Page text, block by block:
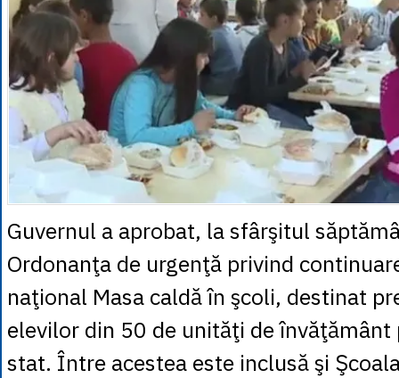
Guvernul a aprobat, la sfârşitul
Ordonanţa de urgenţă privind
naţional Masa caldă în şcoli, destinat
elevilor din 50 de unităţi de învăţământ
stat. Între acestea este inclusă şi